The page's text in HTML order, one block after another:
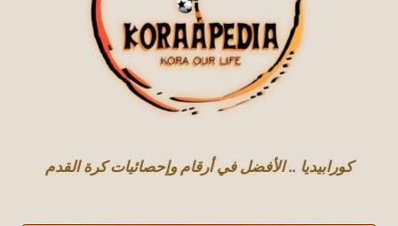
كورابيديا .. الأفضل في أرقام وإحصائيات كرة القدم